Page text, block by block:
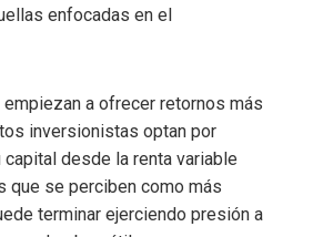
enfocadas en el
a ofrecer retornos más
inversionistas optan por
desde la renta variable
que se perciben como más
terminar ejerciendo presión a